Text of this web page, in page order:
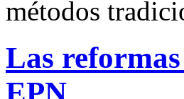
métodos
Las